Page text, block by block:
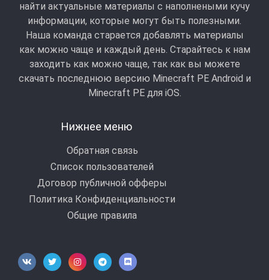
найти актуальные материалы с наполнеными кучу
информации, которые могут быть полезными.
Наша команда старается добавлять материалы
как можно чаще и каждый день. Старайтесь к нам
заходить как можно чаще, так как вы можете
скачать последнюю версию Minecraft PE Android и
Minecraft РЕ для iOS.
Нижнее меню
Обратная связь
Список пользователей
Договор публичной офферы
Политика Конфиденциальности
Общие правила